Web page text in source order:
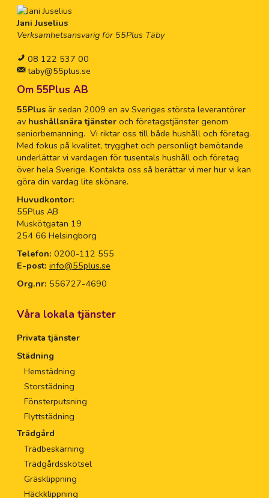
Jani Juselius
Verksamhetsansvarig för 55Plus Täby
08 122 537 00
taby@55plus.se
Om 55Plus AB
55Plusär sedan 2009 en av Sveriges största leverantörer
av hushållsnära tjänsteroch företagstjänster genom
seniorbemanning. Vi riktar oss till både hushåll och företag.
Med fokus på kvalitet, trygghet och personligt bemötande
underlättar vi vardagen för tusentals hushåll och företag
över hela Sverige. Kontakta oss så berättar vi mer hur vi kan
göra din vardag lite skönare.
Huvudkontor:
55Plus AB
Muskötgatan 19
254 66 Helsingborg
Telefon: 0200-112 555
E-post: info@55plus.se
Org.nr: 556727-4690
Våra lokala tjänster
Privata tjänster
Städning
Hemstädning
Storstädning
Fönsterputsning
Flyttstädning
Trädgård
Trädbeskärning
Trädgårdsskötsel
Gräsklippning
Häckklippning